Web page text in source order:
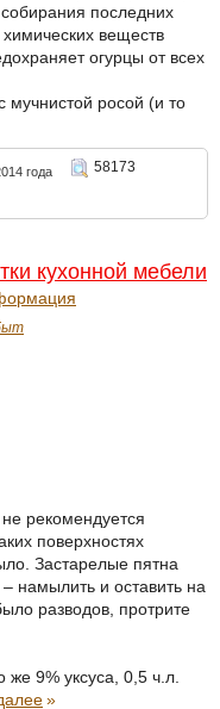
последних
веществ
огурцы от всех
мучнистой росой (и то
года
58173
кухонной мебели
рекомендуется
поверхностях
Застарелые пятна
намылить и оставить на
разводов, протрите
же 9% уксуса, 0,5 ч.л.
»